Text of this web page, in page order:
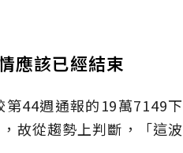
應該已經結束
44週通報的19萬7149下
故從趨勢上判斷，「這波